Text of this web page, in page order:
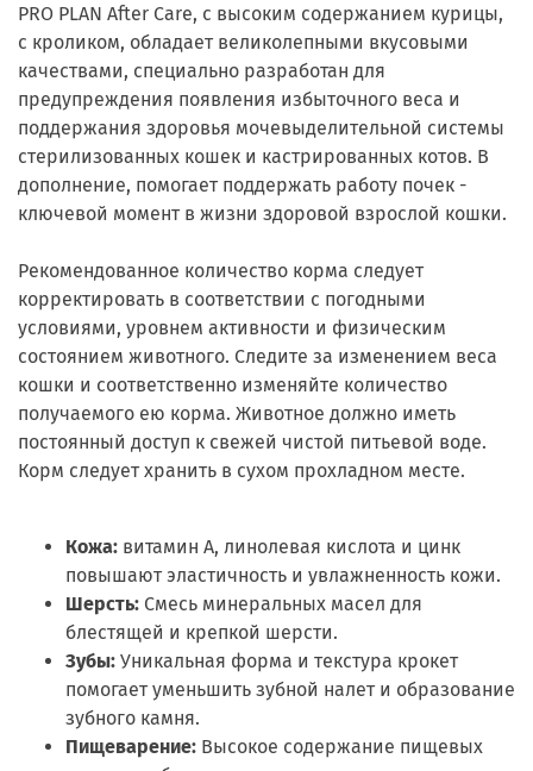
PRO PLAN After Care, с высоким содержанием курицы,
с кроликом, обладает великолепными вкусовыми
качествами, специально разработан для
предупреждения появления избыточного веса и
поддержания здоровья мочевыделительной системы
стерилизованных кошек и кастрированных котов. В
дополнение, помогает поддержать работу почек -
ключевой момент в жизни здоровой взрослой кошки.
Рекомендованное количество корма следует
корректировать в соответствии с погодными
условиями, уровнем активности и физическим
состоянием животного. Следите за изменением веса
кошки и соответственно изменяйте количество
получаемого ею корма. Животное должно иметь
постоянный доступ к свежей чистой питьевой воде.
Корм следует хранить в сухом прохладном месте.
Кожа: витамин А, линолевая кислота и цинк
повышают эластичность и увлажненность кожи.
Шерсть: Смесь минеральных масел для
блестящей и крепкой шерсти.
Зубы: Уникальная форма и текстура крокет
помогает уменьшить зубной налет и образование
зубного камня.
Пищеварение: Высокое содержание пищевых